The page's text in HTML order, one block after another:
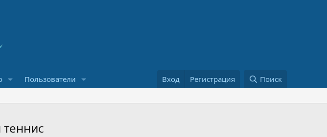
Пользователи Вход Регистрация Поиск